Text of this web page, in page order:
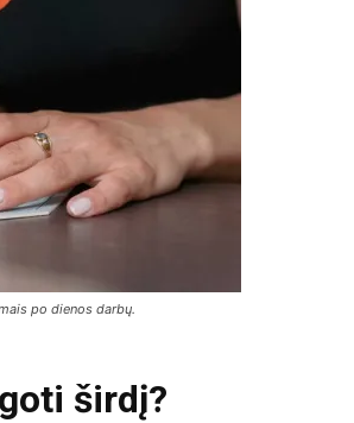
po dienos darbų.
širdį?